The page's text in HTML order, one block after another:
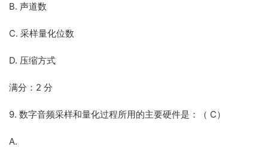
B. 声道数
C. 采样量化位数
D. 压缩方式
满分：2 分
9. 数字音频采样和量化过程所用的主要硬件是：（ C）
A.